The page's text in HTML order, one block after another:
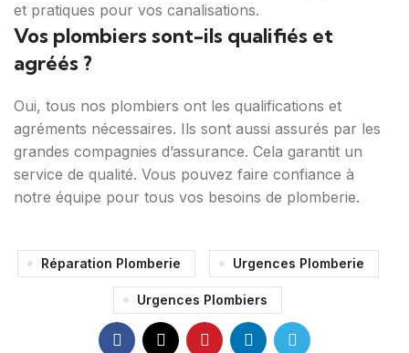
et pratiques pour vos canalisations.
Vos plombiers sont-ils qualifiés et
agréés ?
Oui, tous nos plombiers ont les qualifications et
agréments nécessaires. Ils sont aussi assurés par les
grandes compagnies d’assurance. Cela garantit un
service de qualité. Vous pouvez faire confiance à
notre équipe pour tous vos besoins de plomberie.
Réparation Plomberie Urgences Plomberie
Urgences Plombiers